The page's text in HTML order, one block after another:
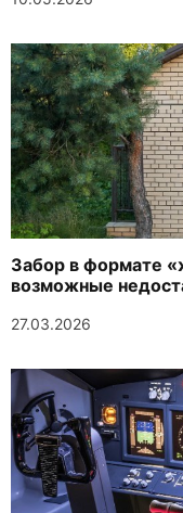
Забор в формате
возможные
27.03.2026